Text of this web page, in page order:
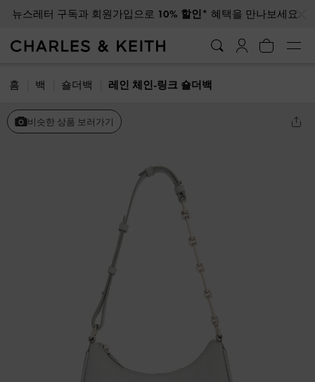
뉴스레터 구독과 회원가입으로 10% 할인* 혜택을 만나보세요.
홈 백 숄더백 레인 체인-링크 숄더백
비슷한 상품 보러가기